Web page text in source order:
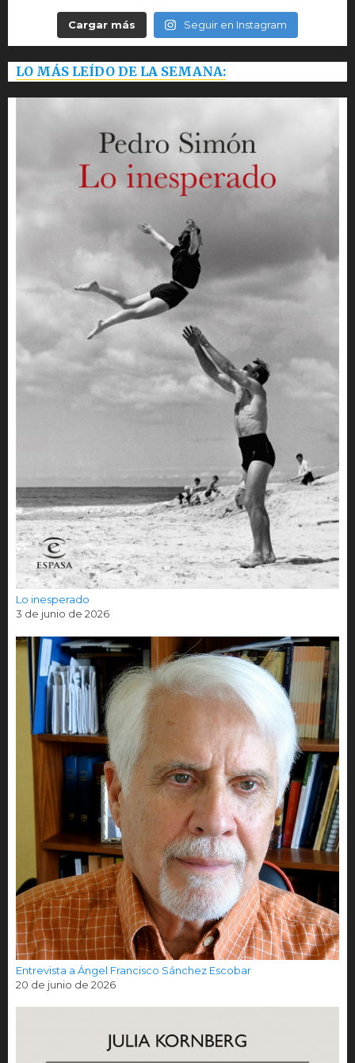
Cargar más Seguir en Instagram
LO MÁS LEÍDO DE LA SEMANA:
Lo inesperado
3 de junio de 2026
Entrevista a Ángel Francisco Sánchez Escobar
20 de junio de 2026